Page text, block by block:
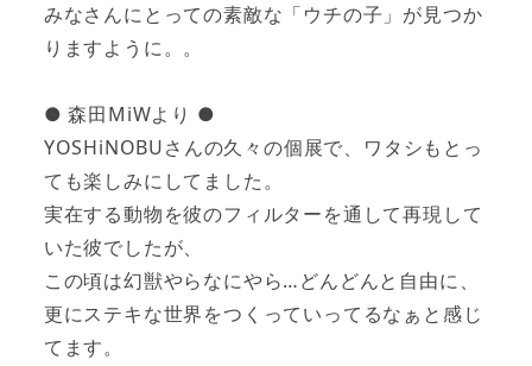
みなさんにとっての素敵な「ウチの子」が見つか
りますように。。
● 森田MiWより ●
YOSHiNOBUさんの久々の個展で、ワタシもとっ
ても楽しみにしてました。
実在する動物を彼のフィルターを通して再現して
いた彼でしたが、
この頃は幻獣やらなにやら…どんどんと自由に、
更にステキな世界をつくっていってるなぁと感じ
てます。